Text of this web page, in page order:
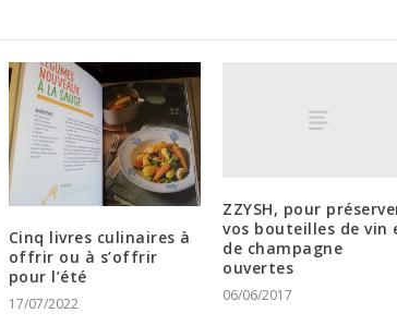
Cinq livres culinaires à
offrir ou à s’offrir
pour l’été
17/07/2022
ZZYSH, pour
vos bouteilles de vin
de champagne
ouvertes
06/06/2017